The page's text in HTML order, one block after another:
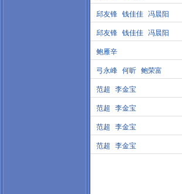
邱友锋 钱佳佳 冯晨阳
邱友锋 钱佳佳 冯晨阳
鲍雁辛
弓永峰 何昕 鲍荣富
范超 李金宝
范超 李金宝
范超 李金宝
范超 李金宝